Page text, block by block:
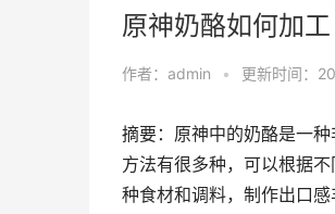
原神奶酪如何加
作者： admin • 更新时间：
摘要：原神中的奶酪是一
方法有很多种，可以根据
种食材和调料，制作出口